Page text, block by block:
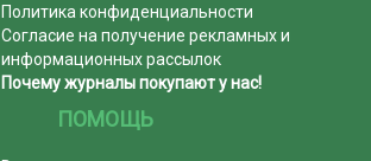
Политика конфиденциальности
Согласие на получение рекламных и
информационных рассылок
Почему журналы покупают у нас!
ПОМОЩЬ